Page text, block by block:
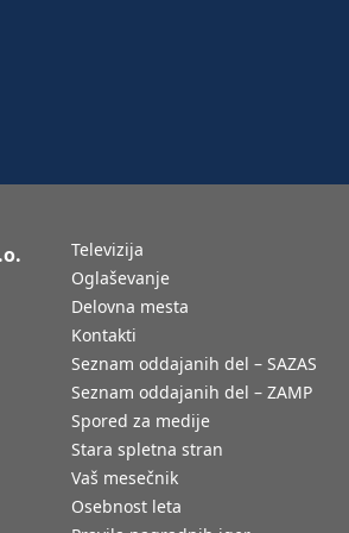
Televizija
Oglaševanje
Delovna mesta
Kontakti
Seznam oddajanih del – SAZAS
Seznam oddajanih del – ZAMP
Spored za medije
Stara spletna stran
Vaš mesečnik
Osebnost leta